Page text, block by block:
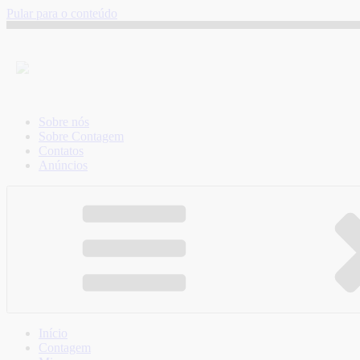
Pular para o conteúdo
Sobre nós
Sobre Contagem
Contatos
Anúncios
Início
Contagem